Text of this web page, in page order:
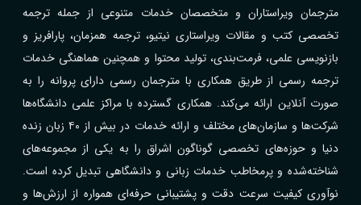
مترجمان ویراستاران و متخصصان خدمات متنوعی از جمله ترجمه
تخصصی کتب و مقالات ویراستاری نیتیو، ترجمه همزمان، پارافریز و
بازنویسی علمی، فرمت‌بندی، تولید محتوا و همچنین هماهنگی خدمات
ترجمه رسمی از طریق همکاری با مترجمان رسمی دارای پروانه را به
صورت آنلاین ارائه می‌کند. همکاری گسترده با مراکز علمی دانشگاه‌ها
شرکت‌ها و سازمان‌های مختلف و ارائه خدمات در بیش از ۴۰ زبان زنده
دنیا و حوزه‌های تخصصی گوناگون اشراق را به یکی از مجموعه‌های
شناخته‌شده و پرمخاطب خدمات زبانی و دانشگاهی تبدیل کرده است.
نوآوری کیفیت سرعت دقت و پشتیبانی حرفه‌ای همواره از ارزش‌ها و